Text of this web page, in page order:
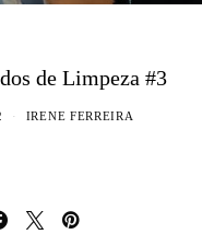
de Limpeza #3
IRENE FERREIRA